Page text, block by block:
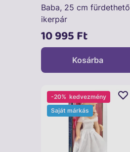
Baba, 25 cm fürdethető
ikerpár
10 995 Ft
Kosárba
-20% kedvezmény
Saját márkás